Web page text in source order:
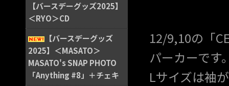
【バースデーグッズ2025】
＜RYO＞CD
【バースデーグッズ
2025】＜MASATO＞
MASATO's SNAP PHOTO
「Anything #8」＋チェキ
12/9,10の「
パーカーです
Lサイズは袖